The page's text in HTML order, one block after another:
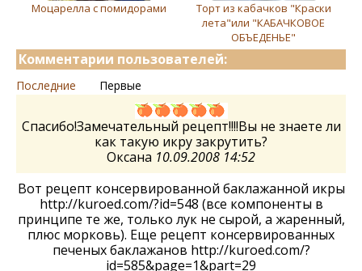
Моцарелла с помидорами
Торт из кабачков "Краски
лета"или "КАБАЧКОВОЕ
ОБЪЕДЕНЬЕ"
Комментарии пользователей:
Последние Первые
Спасибо!Замечательный рецепт!!!!Вы не знаете ли
как такую икру закрутить?
Оксана 10.09.2008 14:52
Вот рецепт консервированной баклажанной икры
http://kuroed.com/?id=548 (все компоненты в
принципе те же, только лук не сырой, а жаренный,
плюс морковь). Еще рецепт консервированных
печеных баклажанов http://kuroed.com/?
id=585&page=1&part=29